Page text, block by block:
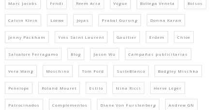
Marc Jacobs Fendi Reem Acra Vogue Bottega Veneta Bolsos
Calvin Klein Loewe Joyas Prabal Gurung Donna Karan
Jenny Packham Yves Saint Laurent Gaultier Erdem Chloe
Salvatore Ferragamo Blog Jason Wu Campañas publicitarias
Vera Wang Moschino Tom Ford SuiteBlanco Badgley Mischka
Penelope Roland Mouret Estilo Nina Ricci Herve Leger
Patrocinados Complementos Diane Von Furstenberg Andrew GN